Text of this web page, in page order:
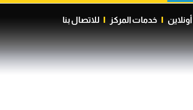
خدمات المركز للاتصال بنا